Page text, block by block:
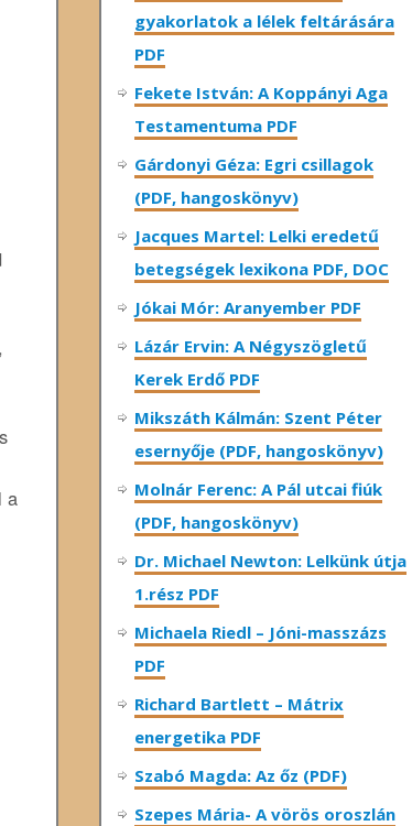
a
gyakorlatok a lélek feltárására
PDF
Fekete István: A Koppányi Aga
Testamentuma PDF
Gárdonyi Géza: Egri csillagok
(PDF, hangoskönyv)
Jacques Martel: Lelki eredetű
betegségek lexikona PDF, DOC
Jókai Mór: Aranyember PDF
Lázár Ervin: A Négyszögletű
Kerek Erdő PDF
Mikszáth Kálmán: Szent Péter
esernyője (PDF, hangoskönyv)
Molnár Ferenc: A Pál utcai fiúk
(PDF, hangoskönyv)
Dr. Michael Newton: Lelkünk útja
1.rész PDF
Michaela Riedl – Jóni-masszázs
PDF
Richard Bartlett – Mátrix
energetika PDF
Szabó Magda: Az őz (PDF)
Szepes Mária- A vörös oroszlán